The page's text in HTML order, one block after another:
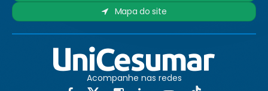
Mapa do site
Acompanhe nas redes